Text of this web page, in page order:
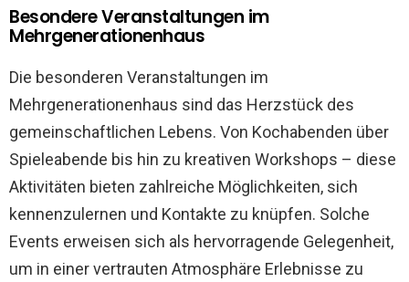
Besondere Veranstaltungen im
Mehrgenerationenhaus
Die besonderen Veranstaltungen im
Mehrgenerationenhaus sind das Herzstück des
gemeinschaftlichen Lebens. Von Kochabenden über
Spieleabende bis hin zu kreativen Workshops – diese
Aktivitäten bieten zahlreiche Möglichkeiten, sich
kennenzulernen und Kontakte zu knüpfen. Solche
Events erweisen sich als hervorragende Gelegenheit,
um in einer vertrauten Atmosphäre Erlebnisse zu